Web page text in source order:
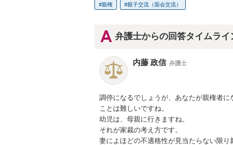
親権 親子交流（面会交流）
弁護士からの回答タイムライ
内藤 政信 弁護士
調停になるでしょうが、あなたが親権者に
ことは難しいですね。
幼児は、母親に行きますね。
それが家裁の考え方です。
妻によほどの不適格性が見当たらない限り